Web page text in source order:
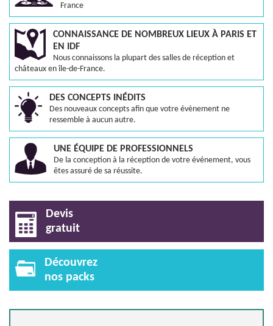
France
CONNAISSANCE DE NOMBREUX LIEUX À PARIS ET
EN IDF
Nous connaissons la plupart des salles de réception et
châteaux en île-de-France.
DES CONCEPTS INÉDITS
Des nouveaux concepts afin que votre évènement ne
ressemble à aucun autre.
UNE ÉQUIPE DE PROFESSIONNELS
De la conception à la réception de votre événement, vous
êtes assuré de sa réussite.
Devis
gratuit
Découvrez
nos packs